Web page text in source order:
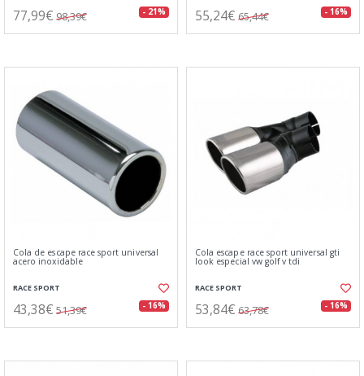
77,99€ 98,39€ - 21% 55,24€ 65,44€ - 16%
Cola de escape race sport universal
acero inoxidable
RACE SPORT
43,38€ 51,39€ - 16%
Cola escape race sport universal gti
look especial vw golf v tdi
RACE SPORT
53,84€ 63,78€ - 16%